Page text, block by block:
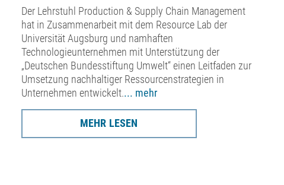
Der Lehrstuhl Production & Supply Chain Management
hat in Zusammenarbeit mit dem Resource Lab der
Universität Augsburg und namhaften
Technologieunternehmen mit Unterstützung der
„Deutschen Bundesstiftung Umwelt“ einen Leitfaden zur
Umsetzung nachhaltiger Ressourcenstrategien in
Unternehmen entwickelt.... mehr
MEHR LESEN